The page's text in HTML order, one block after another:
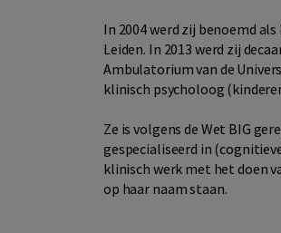
In 2004 werd zij benoemd
Leiden. In 2013 werd zij
Ambulatorium van de
klinisch psycholoog
Ze is volgens de Wet BIG
gespecialiseerd in
klinisch werk met het doen
op haar naam staan.